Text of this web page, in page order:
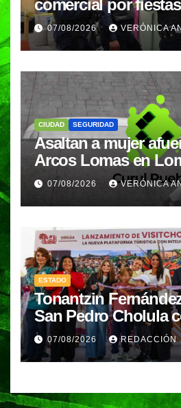
comercial por
regreso a clases
07/08/2026 VERÓNICA
CIUDAD SEGURIDAD
Asaltan a mujer
Arcos Lomas en
Angelópolis;
07/08/2026 VERÓNICA
ESTADO
Tonantzin
San Pedro Cholula
referente en turismo
07/08/2026 REDACCIÓN